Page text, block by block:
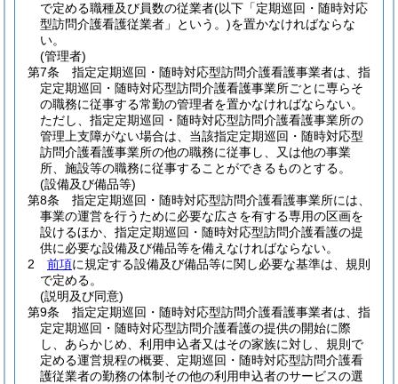
で定める職種及び員数の従業者(以下「定期巡回・随時対応
型訪問介護看護従業者」という。)を置かなければならな
い。
(管理者)
第7条
指定定期巡回・随時対応型訪問介護看護事業者は、指
定定期巡回・随時対応型訪問介護看護事業所ごとに専らそ
の職務に従事する常勤の管理者を置かなければならない。
ただし、指定定期巡回・随時対応型訪問介護看護事業所の
管理上支障がない場合は、当該指定定期巡回・随時対応型
訪問介護看護事業所の他の職務に従事し、又は他の事業
所、施設等の職務に従事することができるものとする。
(設備及び備品等)
第8条
指定定期巡回・随時対応型訪問介護看護事業所には、
事業の運営を行うために必要な広さを有する専用の区画を
設けるほか、指定定期巡回・随時対応型訪問介護看護の提
供に必要な設備及び備品等を備えなければならない。
2
前項に規定する設備及び備品等に関し必要な基準は、規則
で定める。
(説明及び同意)
第9条
指定定期巡回・随時対応型訪問介護看護事業者は、指
定定期巡回・随時対応型訪問介護看護の提供の開始に際
し、あらかじめ、利用申込者又はその家族に対し、規則で
定める運営規程の概要、定期巡回・随時対応型訪問介護看
護従業者の勤務の体制その他の利用申込者のサービスの選